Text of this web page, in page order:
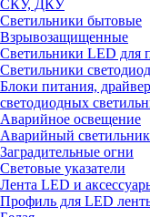
СКУ, ДКУ
Светильники бытовые
Взрывозащищенные
Светильники LED для
Светильники
Блоки питания,
светодиодных
Аварийное освещение
Аварийный светильник
Заградительные огни
Световые указатели
Лента LED и
Профиль для LED